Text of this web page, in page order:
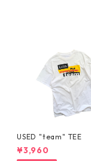
USED "team" TEE
¥3,960